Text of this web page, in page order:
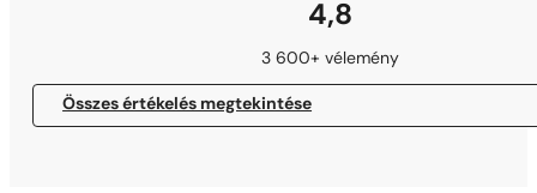
4,8
3 600+ vélemény
Összes értékelés megtekintése